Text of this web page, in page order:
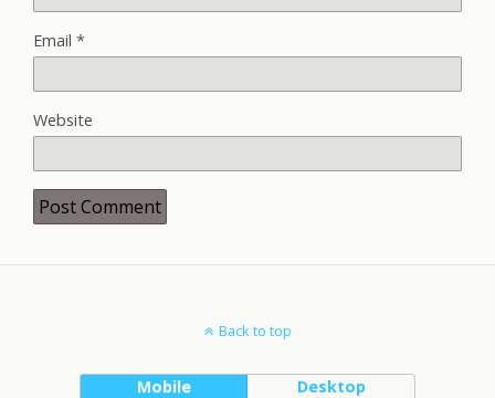
Email *
Website
Back to top
Mobile Desktop